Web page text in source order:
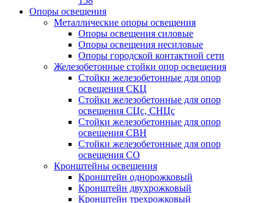
Опоры освещения
Металлические опоры освещения
Опоры освещения силовые
Опоры освещения несиловые
Опоры городской контактной сети
Железобетонные стойки опор освещения
Стойки железобетонные для опор
освещения СКЦ
Стойки железобетонные для опор
освещения СЦс, СНЦс
Стойки железобетонные для опор
освещения СВН
Стойки железобетонные для опор
освещения СО
Кронштейны освещения
Кронштейн однорожковый
Кронштейн двухрожковый
Кронштейн трехрожковый